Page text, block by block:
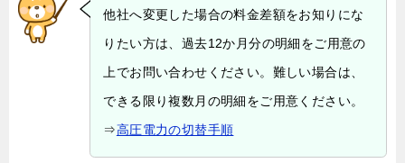
他社へ変更した場合の料金差額をお知りにな
りたい方は、過去12か月分の明細をご用意の
上でお問い合わせください。難しい場合は、
できる限り複数月の明細をご用意ください。
⇒高圧電力の切替手順